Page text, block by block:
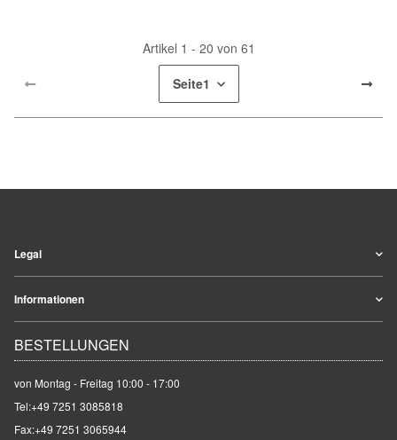
Artikel 1 - 20 von 61
Seite1
Legal
Informationen
BESTELLUNGEN
von Montag - Freitag 10:00 - 17:00
Tel:+49 7251 3085818
Fax:+49 7251 3065944